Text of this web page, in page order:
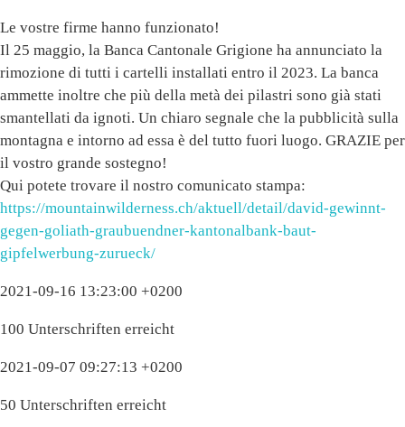
Le vostre firme hanno funzionato!
Il 25 maggio, la Banca Cantonale Grigione ha annunciato la
rimozione di tutti i cartelli installati entro il 2023. La banca
ammette inoltre che più della metà dei pilastri sono già stati
smantellati da ignoti. Un chiaro segnale che la pubblicità sulla
montagna e intorno ad essa è del tutto fuori luogo. GRAZIE per
il vostro grande sostegno!
Qui potete trovare il nostro comunicato stampa:
https://mountainwilderness.ch/aktuell/detail/david-gewinnt-
gegen-goliath-graubuendner-kantonalbank-baut-
gipfelwerbung-zurueck/
2021-09-16 13:23:00 +0200
100 Unterschriften erreicht
2021-09-07 09:27:13 +0200
50 Unterschriften erreicht